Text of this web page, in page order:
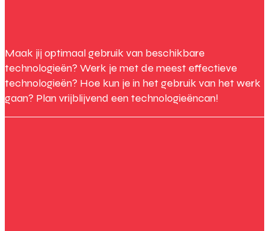
Maak jij optimaal gebruik van beschikbare
technologieën? Werk je met de meest effectieve
technologieën? Hoe kun je in het gebruik van het werk
gaan? Plan vrijblijvend een technologieëncan!